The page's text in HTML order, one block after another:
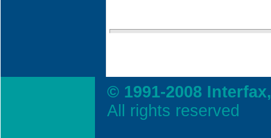
© 1991-2008
All rights reserved